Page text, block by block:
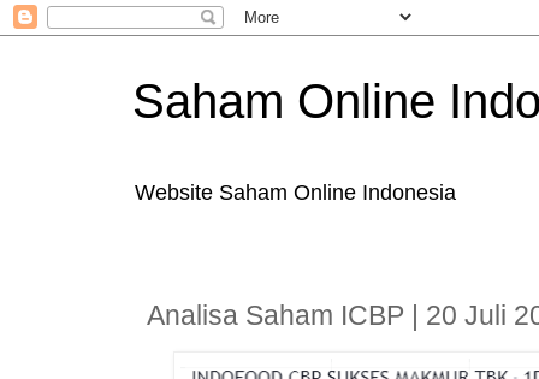
Saham Online
Website Saham Online Indonesia
Analisa Saham ICBP | 20 Juli